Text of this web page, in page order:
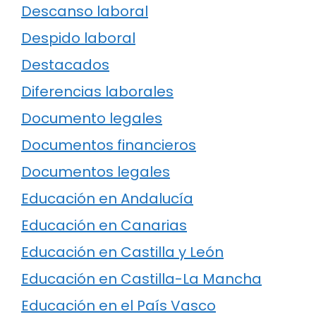
Descanso laboral
Despido laboral
Destacados
Diferencias laborales
Documento legales
Documentos financieros
Documentos legales
Educación en Andalucía
Educación en Canarias
Educación en Castilla y León
Educación en Castilla-La Mancha
Educación en el País Vasco